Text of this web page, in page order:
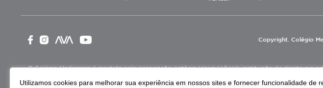
Copyright. Colégio
O Colégio Medianeira é mantido pela Associação Antônio Vieira (ASAV), instituição de direito
Utilizamos cookies para melhorar sua experiência em nossos sites e fornecer funcionalidade